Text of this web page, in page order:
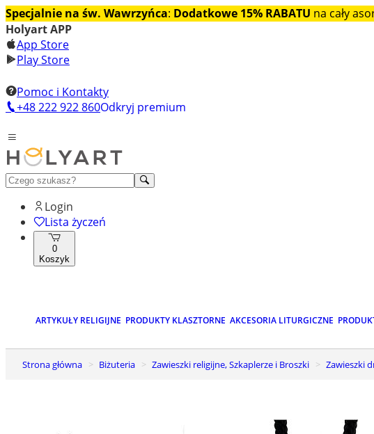
Specjalnie na św. Wawrzyńca: Dodatkowe 15% RABATU na cały
Holyart APP
App Store
Play Store
Pomoc i Kontakty
+48 222 922 860Odkryj premium
Login
Lista życzeń
0
Koszyk
ARTYKUŁY RELIGIJNE PRODUKTY KLASZTORNE AKCESORIA LITURGICZNE
Strona główna Biżuteria Zawieszki religijne, Szkaplerze i Broszki Zawieszki